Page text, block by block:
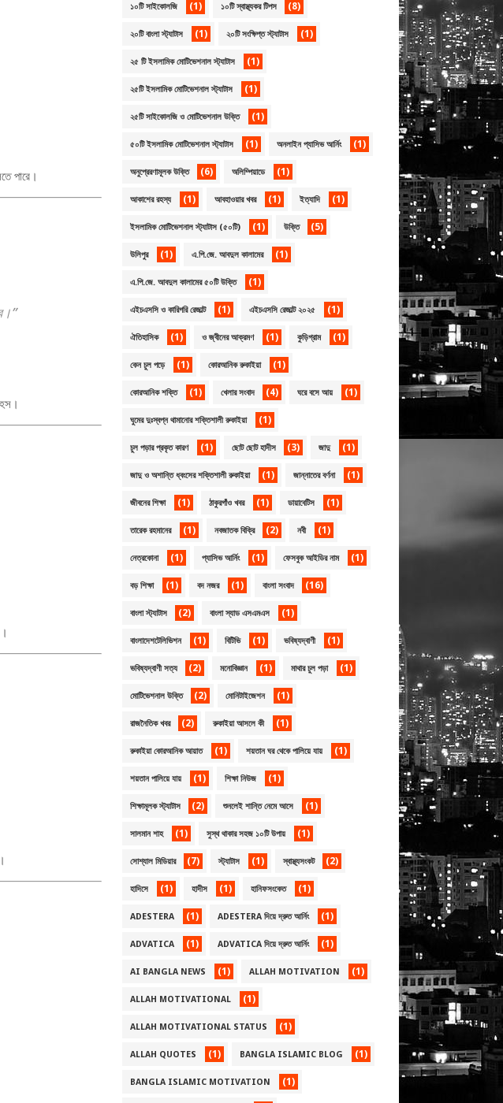
পারে।
১০টি সাইকোলজি (1) ১০টি স্বাস্থ্যকর টিপস (8)
২০টি বাংলা স্ট্যাটাস (1) ২০টি সংক্ষিপ্ত স্ট্যাটাস (1)
২৫ টি ইসলামিক মোটিভেশনাল স্ট্যাটাস (1)
২৫টি ইসলামিক মোটিভেশনাল স্ট্যাটাস (1)
২৫টি সাইকোলজি ও মোটিভেশনাল উক্তি (1)
৫০টি ইসলামিক মোটিভেশনাল স্ট্যাটাস (1) অনলাইন প্যাসিভ আর্নিং (1)
অনুপ্রেরণামূলক উক্তি (6) অলিম্পিয়াডে (1)
আকাশের রহস্য (1) আবহাওয়ার খবর (1) ইত্যাদি (1)
ইসলামিক মোটিভেশনাল স্ট্যাটাস (৫০টি) (1) উক্তি (5)
উলিপুর (1) এ.পি.জে. আবদুল কালামের (1)
এ.পি.জে. আবদুল কালামের ৫০টি উক্তি (1)
এইচএসসি ও কারিগরি রেজাল্ট (1) এইচএসসি রেজাল্ট ২০২৫ (1)
ঐতিহাসিক (1) ও জ্বীনের আক্রমণ (1) কুড়িগ্রাম (1)
কেন চুল পড়ে (1) কোরআনিক রুকাইয়া (1)
কোরআনিক শক্তি (1) খেলার সংবাদ (4) ঘরে বসে আয় (1)
ঘুমের দুঃস্বপ্ন থামানোর শক্তিশালী রুকাইয়া (1)
চুল পড়ার প্রকৃত কারণ (1) ছোট ছোট হাদীস (3) জাদু (1)
জাদু ও অশান্তি ধ্বংসের শক্তিশালী রুকাইয়া (1) জান্নাতের বর্ণনা (1)
জীবনের শিক্ষা (1) ঠাকুরগাঁও খবর (1) ডায়াবেটিস (1)
তারেক রহমানের (1) নবজাতক বিক্রি (2) নবী (1)
নেত্রকোনা (1) প্যাসিভ আর্নিং (1) ফেসবুক আইডির নাম (1)
বড় শিক্ষা (1) বদ নজর (1) বাংলা সংবাদ (16)
বাংলা স্ট্যাটাস (2) বাংলা স্যাড এসএমএস (1)
বাংলাদেশটেলিভিশন (1) বিটিভি (1) ভবিষ্যদ্বাণী (1)
ভবিষ্যদ্বাণী সত্য (2) মনোবিজ্ঞান (1) মাথার চুল পড়া (1)
মোটিভেশনাল উক্তি (2) মোনিটাইজেশন (1)
রাজনৈতিক খবর (2) রুকাইয়া আসলে কী (1)
রুকাইয়া কোরআনিক আয়াত (1) শয়তান ঘর থেকে পালিয়ে যায় (1)
শয়তান পালিয়ে যায় (1) শিক্ষা নিউজ (1)
শিক্ষামূলক স্ট্যাটাস (2) শুনলেই শান্তি নেমে আসে (1)
সালমান শাহ (1) সুস্থ থাকার সহজ ১০টি উপায় (1)
সোশ্যাল মিডিয়ার (7) স্ট্যাটাস (1) স্বাস্থ্যসংকট (2)
হাদিসে (1) হাদীস (1) হানিফসংকেত (1)
ADESTERA (1) ADESTERA দিয়ে দ্রুত আর্নিং (1)
ADVATICA (1) ADVATICA দিয়ে দ্রুত আর্নিং (1)
AI BANGLA NEWS (1) ALLAH MOTIVATION (1)
ALLAH MOTIVATIONAL (1)
ALLAH MOTIVATIONAL STATUS (1)
ALLAH QUOTES (1) BANGLA ISLAMIC BLOG (1)
BANGLA ISLAMIC MOTIVATION (1)